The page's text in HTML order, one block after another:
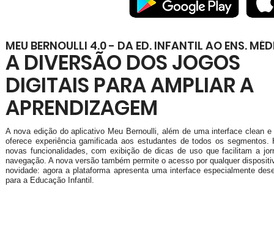
MEU BERNOULLI 4.0 - DA ED. INFANTIL AO ENS.
A DIVERSÃO DOS JOGOS
DIGITAIS PARA AMPLIAR A
APRENDIZAGEM
A nova edição do aplicativo Meu Bernoulli, além de uma interface clean
oferece experiência gamificada aos estudantes de todos os segmentos.
novas funcionalidades, com exibição de dicas de uso que facilitam a
navegação. A nova versão também permite o acesso por qualquer
novidade: agora a plataforma apresenta uma interface especialmente
para a Educação Infantil.